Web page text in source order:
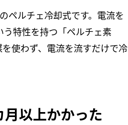
ペルチェ冷却式です。電流を
特性を持つ「ペルチェ素
使わず、電流を流すだけで冷
以上かかった